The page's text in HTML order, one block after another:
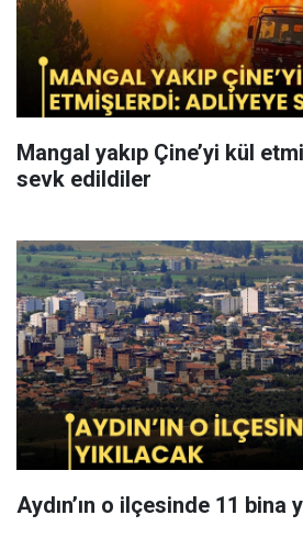
Mangal yakıp Çine’yi kül
sevk edildiler
Aydın’ın o ilçesinde 11 bina